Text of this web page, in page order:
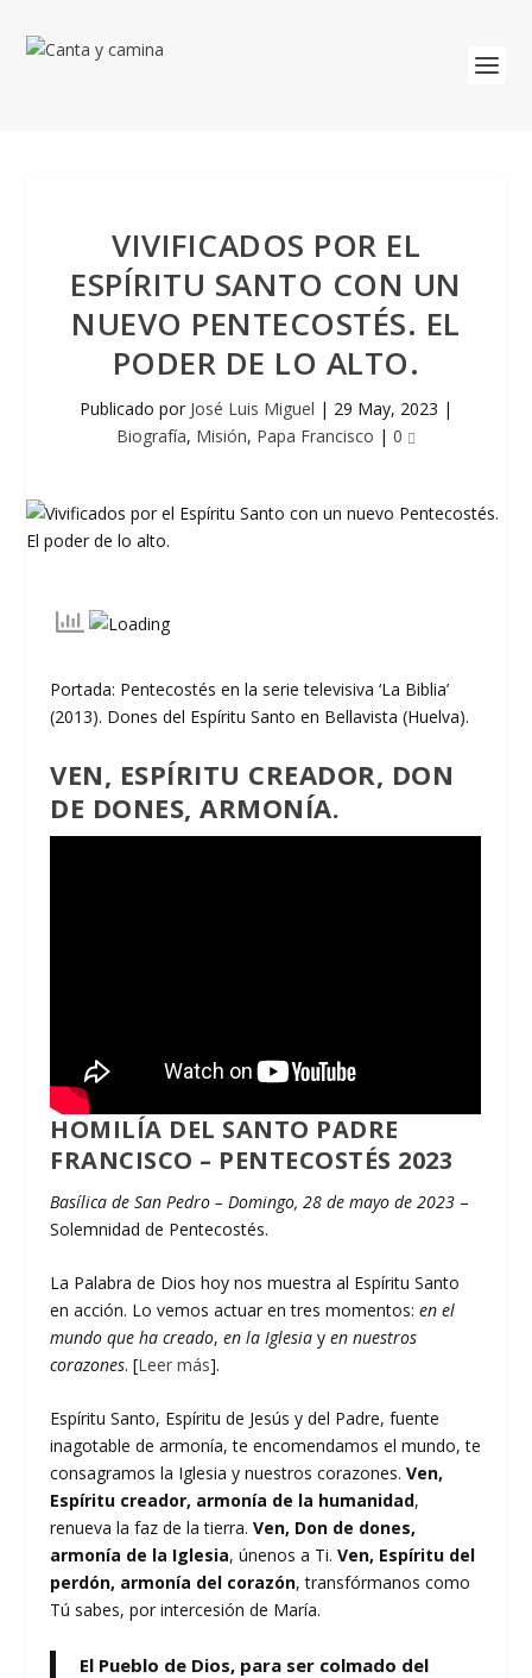
VIVIFICADOS POR EL
ESPÍRITU SANTO CON UN
NUEVO PENTECOSTÉS. EL
PODER DE LO ALTO.
Publicado por José Luis Miguel | 29 May, 2023 |
Biografía, Misión, Papa Francisco | 0
Portada: Pentecostés en la serie televisiva ‘La Biblia’
(2013). Dones del Espíritu Santo en Bellavista (Huelva).
VEN, ESPÍRITU CREADOR, DON
DE DONES, ARMONÍA.
HOMILÍA DEL SANTO PADRE
FRANCISCO – PENTECOSTÉS 2023
Basílica de San Pedro – Domingo, 28 de mayo de 2023 –
Solemnidad de Pentecostés.
La Palabra de Dios hoy nos muestra al Espíritu Santo
en acción. Lo vemos actuar en tres momentos:en el
mundo que ha creado,en la Iglesia yen nuestros
corazones. [Leer más].
Espíritu Santo, Espíritu de Jesús y del Padre, fuente
inagotable de armonía, te encomendamos el mundo, te
consagramos la Iglesia y nuestros corazones.Ven,
Espíritu creador, armonía de la humanidad,
renueva la faz de la tierra.Ven, Don de dones,
armonía de la Iglesia, únenos a Ti.Ven, Espíritu del
perdón, armonía del corazón, transfórmanos como
Tú sabes, por intercesión de María.
El Pueblo de Dios, para ser colmado del